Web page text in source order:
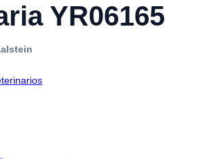
YR06165